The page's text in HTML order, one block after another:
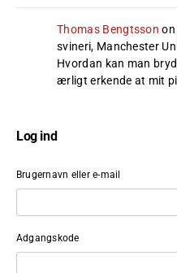
Thomas Bengtsson on
svineri, Manchester
Hvordan kan man
ærligt erkende at mit
Log ind
Brugernavn eller e-mail
Adgangskode